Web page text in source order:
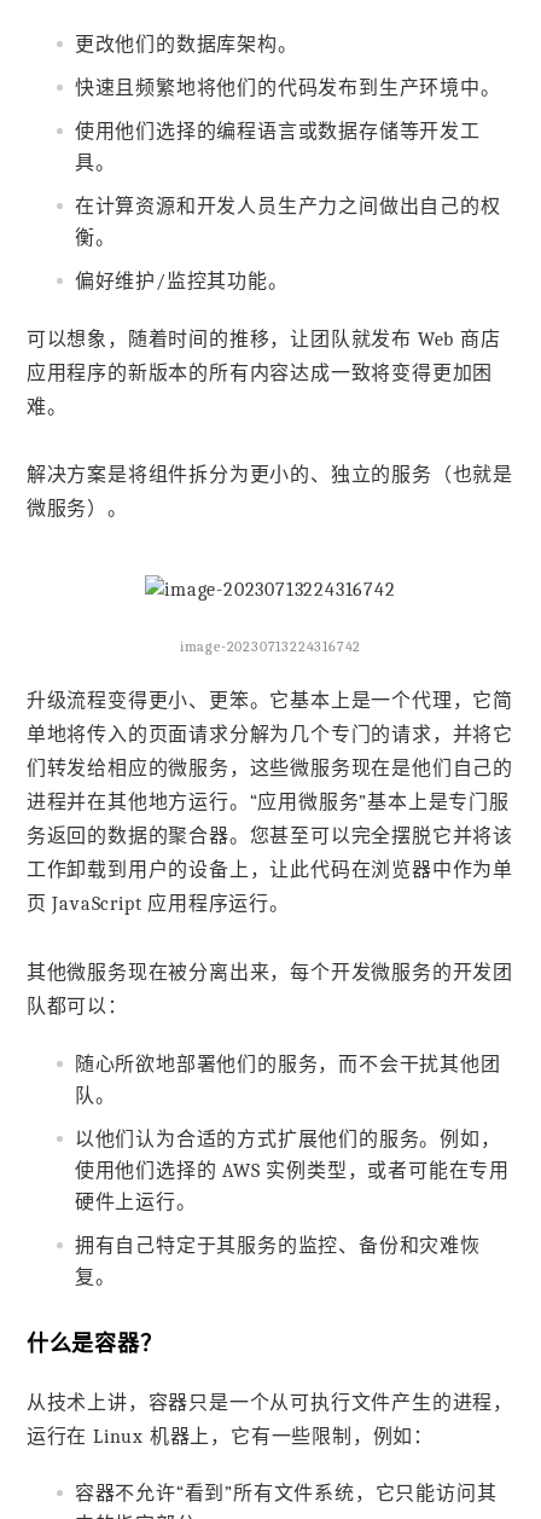
更改他们的数据库架构。
快速且频繁地将他们的代码发布到生产环境中。
使用他们选择的编程语言或数据存储等开发工
具。
在计算资源和开发人员生产力之间做出自己的权
衡。
偏好维护/监控其功能。
可以想象，随着时间的推移，让团队就发布 Web 商店
应用程序的新版本的所有内容达成一致将变得更加困
难。
解决方案是将组件拆分为更小的、独立的服务（也就是
微服务）。
image-20230713224316742
升级流程变得更小、更笨。它基本上是一个代理，它简
单地将传入的页面请求分解为几个专门的请求，并将它
们转发给相应的微服务，这些微服务现在是他们自己的
进程并在其他地方运行。“应用微服务”基本上是专门服
务返回的数据的聚合器。您甚至可以完全摆脱它并将该
工作卸载到用户的设备上，让此代码在浏览器中作为单
页 JavaScript 应用程序运行。
其他微服务现在被分离出来，每个开发微服务的开发团
队都可以：
随心所欲地部署他们的服务，而不会干扰其他团
队。
以他们认为合适的方式扩展他们的服务。例如，
使用他们选择的 AWS 实例类型，或者可能在专用
硬件上运行。
拥有自己特定于其服务的监控、备份和灾难恢
复。
什么是容器？
从技术上讲，容器只是一个从可执行文件产生的进程，
运行在 Linux 机器上，它有一些限制，例如：
容器不允许“看到”所有文件系统，它只能访问其